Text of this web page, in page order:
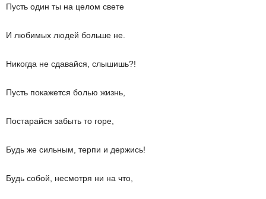
Пусть один ты на целом свете
И любимых людей больше не.
Никогда не сдавайся, слышишь?!
Пусть покажется болью жизнь,
Постарайся забыть то горе,
Будь же сильным, терпи и держись!
Будь собой, несмотря ни на что,